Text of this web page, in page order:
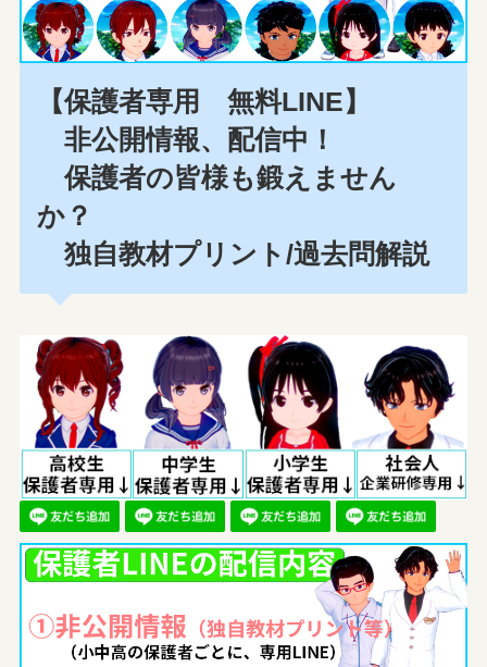
【保護者専用 無料LINE】
非公開情報、配信中！
保護者の皆様も鍛えません
か？
独自教材プリント/過去問解説